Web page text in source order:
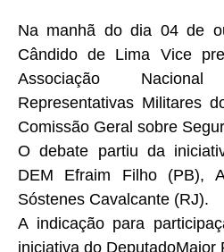
Na manhã do dia 04 de
Cândido de Lima Vice
Associação
Representativas Militares
Comissão Geral sobre
O debate partiu da
DEM Efraim Filho (PB),
Sóstenes Cavalcante (RJ).
A indicação para
iniciativa do DeputadoMajor